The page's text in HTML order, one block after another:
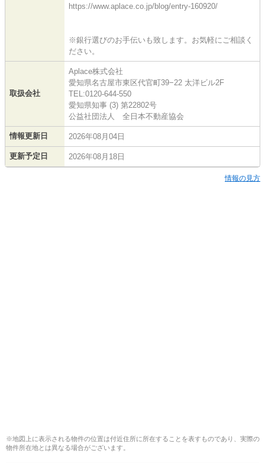
https://www.aplace.co.jp/blog/entry-160920/
※銀行選びのお手伝いも致します。お気軽にご相談く
ださい。
取扱会社
Aplace株式会社
愛知県名古屋市東区代官町39−22 太洋ビル2F
TEL:0120-644-550
愛知県知事 (3) 第22802号
公益社団法人 全日本不動産協会
情報更新日 2026年08月04日
更新予定日 2026年08月18日
情報の見方
※地図上に表示される物件の位置は付近住所に所在することを表すものであり、実際の
物件所在地とは異なる場合がございます。